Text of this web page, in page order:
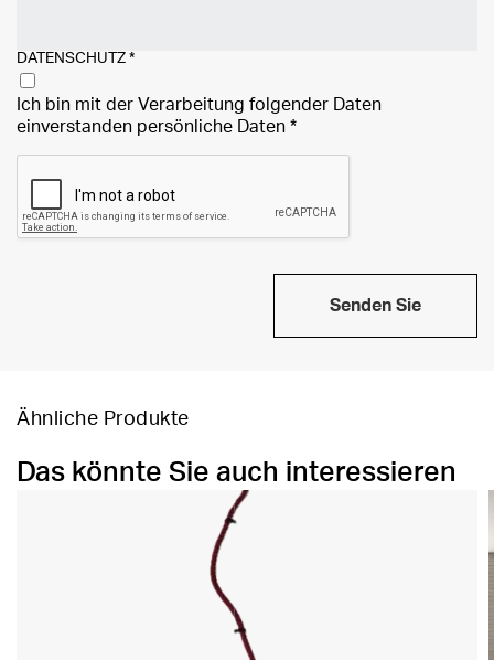
DATENSCHUTZ *
Ich bin mit der Verarbeitung folgender Daten
einverstanden persönliche Daten *
Senden Sie
Ähnliche Produkte
Das könnte Sie auch interessieren